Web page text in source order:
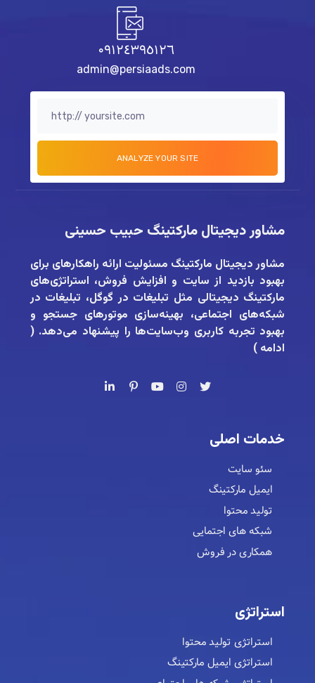
٠٩١٢٤٣٩٥١٢٦
admin@persiaads.com
مشاور دیجیتال مارکتینگ حبیب حسینی
مشاور دیجیتال مارکتینگ مسئولیت ارائه راهکارهای برای
بهبود بازدید از سایت و افزایش فروش، استراتژی‌های
مارکتینگ دیجیتالی مثل تبلیغات در گوگل، تبلیغات در
شبکه‌های اجتماعی، بهینه‌سازی موتورهای جستجو و
بهبود تجربه کاربری وب‌سایت‌ها را پیشنهاد می‌دهد. (
ادامه )
خدمات اصلی
سئو سایت
ایمیل مارکتینگ
تولید محتوا
شبکه های اجتمایی
همکاری در فروش
استراتژی
استراتژی تولید محتوا
استراتژی ایمیل مارکتینگ